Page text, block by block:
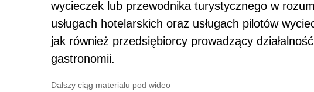
wycieczek lub przewodnika turystycznego w
usługach hotelarskich oraz usługach pilotów
jak również przedsiębiorcy prowadzący
gastronomii.
Dalszy ciąg materiału pod wideo